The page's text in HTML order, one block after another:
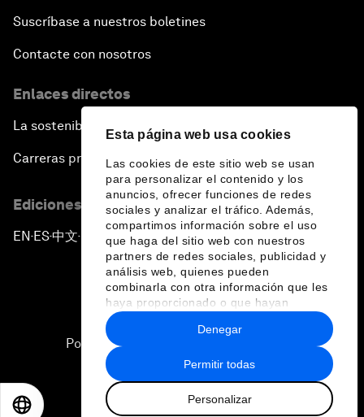
Esta página web usa cookies
Las cookies de este sitio web se usan
para personalizar el contenido y los
anuncios, ofrecer funciones de redes
sociales y analizar el tráfico. Además,
compartimos información sobre el uso
que haga del sitio web con nuestros
partners de redes sociales, publicidad y
análisis web, quienes pueden
combinarla con otra información que les
haya proporcionado o que hayan
recopilado a partir del uso que haya
hecho de sus servicios.
Permitir todas
Personalizar
Denegar
Suscríbase a nuestros boletines
Contacte con nosotros
Enlaces directos
La sostenibilidad en el Foro
Carreras profesionales
Ediciones en otros idiomas
EN ▪ES▪中文▪ 日本語
Política de privacidad y normas de uso
Sitemap
2026 Foro Económico Mundial